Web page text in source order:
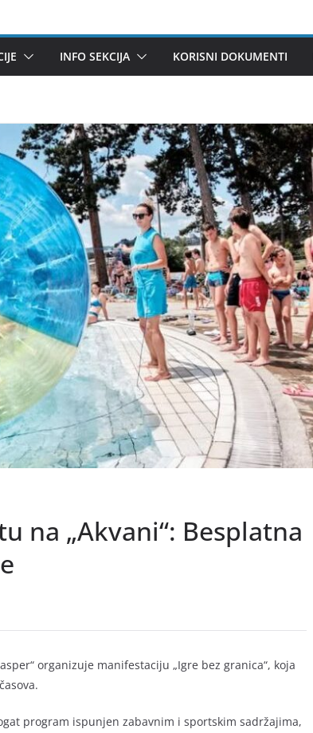
INFO SEKCIJA KORISNI DOKUMENTI
na „Akvani“: Besplatna
organizuje manifestaciju „Igre bez granica“, koja
program ispunjen zabavnim i sportskim sadržajima,